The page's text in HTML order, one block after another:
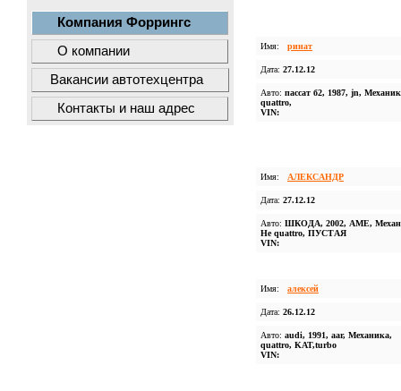
Компания Форрингс
О компании
Вакансии автотехцентра
Контакты и наш адрес
Имя: ринат
Дата: 27.12.12
Авто: пассат б2, 1987, jn,
quattro,
VIN:
Имя: АЛЕКСАНДР
Дата: 27.12.12
Авто: ШКОДА, 2002, АМЕ,
Не quattro, ПУСТАЯ
VIN:
Имя: алексей
Дата: 26.12.12
Авто: audi, 1991, aar, Механика,
quattro, KAT,turbo
VIN: